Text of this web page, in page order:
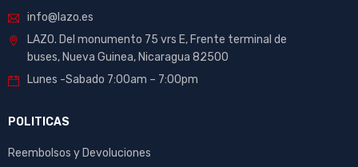
info@lazo.es
LAZO. Del monumento 75 vrs E, Frente terminal de
buses, Nueva Guinea, Nicaragua 82500
Lunes -Sabado 7:00am – 7:00pm
POLITICAS
Reembolsos y Devoluciones